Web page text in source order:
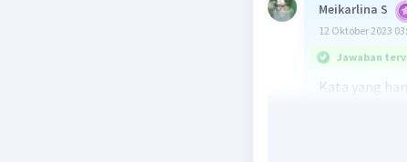
Meikarlina S
12 Oktober 2023
Jawaban
Kata yang
tengah
tanda titik.